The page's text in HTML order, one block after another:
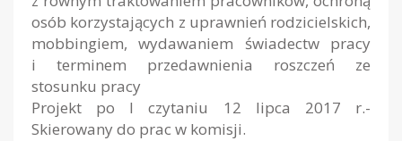
osób korzystających z uprawnień rodzicielskich,
mobbingiem, wydawaniem świadectw pracy
i terminem przedawnienia roszczeń ze
stosunku pracy
Projekt po I czytaniu 12 lipca 2017 r.-
Skierowany do prac w komisji.